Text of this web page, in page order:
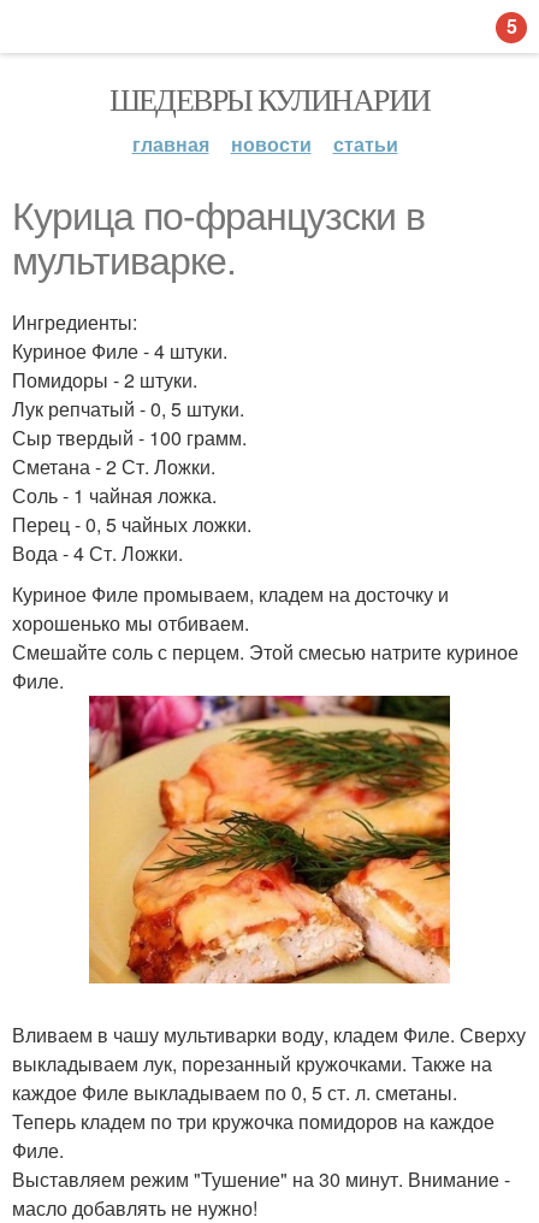
ШЕДЕВРЫ КУЛИНАРИИ
главная новости статьи
Курица по-французски в
мультиварке.
Ингредиенты:
Куриное Филе - 4 штуки.
Помидоры - 2 штуки.
Лук репчатый - 0, 5 штуки.
Сыр твердый - 100 грамм.
Сметана - 2 Ст. Ложки.
Соль - 1 чайная ложка.
Перец - 0, 5 чайных ложки.
Вода - 4 Ст. Ложки.
Куриное Филе промываем, кладем на досточку и
хорошенько мы отбиваем.
Смешайте соль с перцем. Этой смесью натрите куриное
Филе.
Вливаем в чашу мультиварки воду, кладем Филе. Сверху
выкладываем лук, порезанный кружочками. Также на
каждое Филе выкладываем по 0, 5 ст. л. сметаны.
Теперь кладем по три кружочка помидоров на каждое
Филе.
Выставляем режим "Тушение" на 30 минут. Внимание -
масло добавлять не нужно!
5